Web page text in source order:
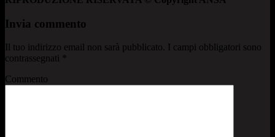
Invia commento
Il tuo indirizzo email non sarà pubblicato.
I campi obbligatori sono
contrassegnati
Commento